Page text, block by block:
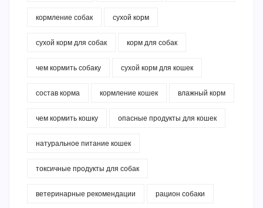
кормление собак сухой корм
сухой корм для собак корм для собак
чем кормить собаку сухой корм для кошек
состав корма кормление кошек влажный корм
чем кормить кошку опасные продукты для кошек
натуральное питание кошек
токсичные продукты для собак
ветеринарные рекомендации рацион собаки